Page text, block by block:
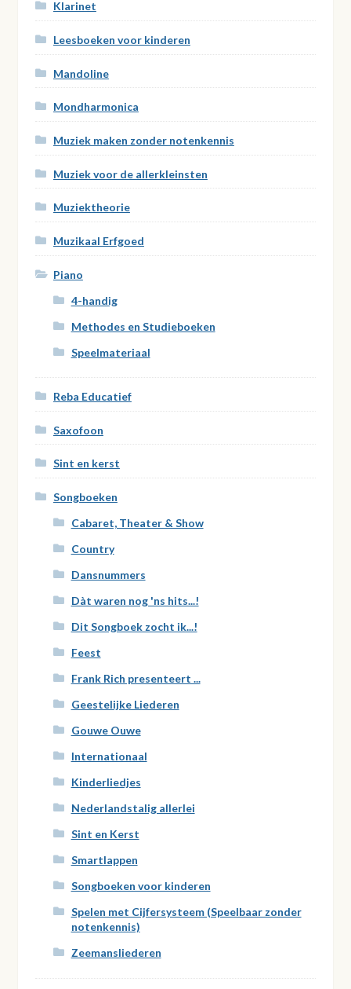
Klarinet
Leesboeken voor kinderen
Mandoline
Mondharmonica
Muziek maken zonder notenkennis
Muziek voor de allerkleinsten
Muziektheorie
Muzikaal Erfgoed
Piano
4-handig
Methodes en Studieboeken
Speelmateriaal
Reba Educatief
Saxofoon
Sint en kerst
Songboeken
Cabaret, Theater & Show
Country
Dansnummers
Dàt waren nog 'ns hits...!
Dit Songboek zocht ik...!
Feest
Frank Rich presenteert ...
Geestelijke Liederen
Gouwe Ouwe
Internationaal
Kinderliedjes
Nederlandstalig allerlei
Sint en Kerst
Smartlappen
Songboeken voor kinderen
Spelen met Cijfersysteem (Speelbaar zonder
notenkennis)
Zeemansliederen